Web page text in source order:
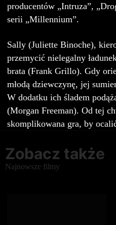
producentów „Intruza”,
serii „Millennium”.
Sally (Juliette Binoche),
przemycić nielegalny
brata (Frank Grillo). Gdy
młodą dziewczynę, jej
W dodatku ich śladem
(Morgan Freeman). Od tej
skomplikowana gra, by
Zobacz także
Najnowsze filmy